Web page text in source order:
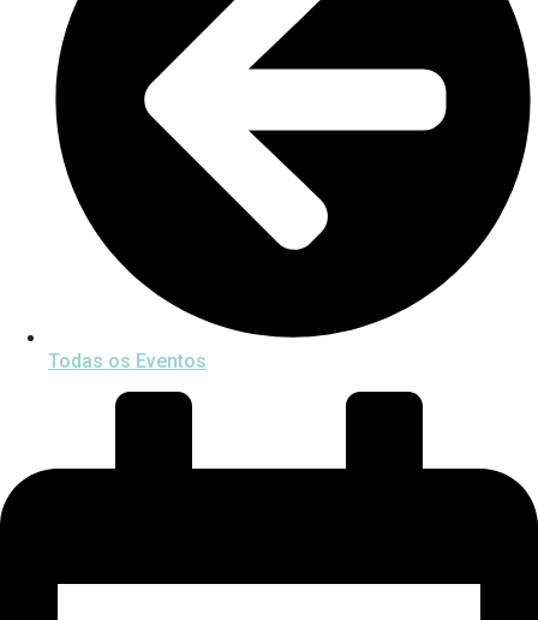
Todas os Eventos